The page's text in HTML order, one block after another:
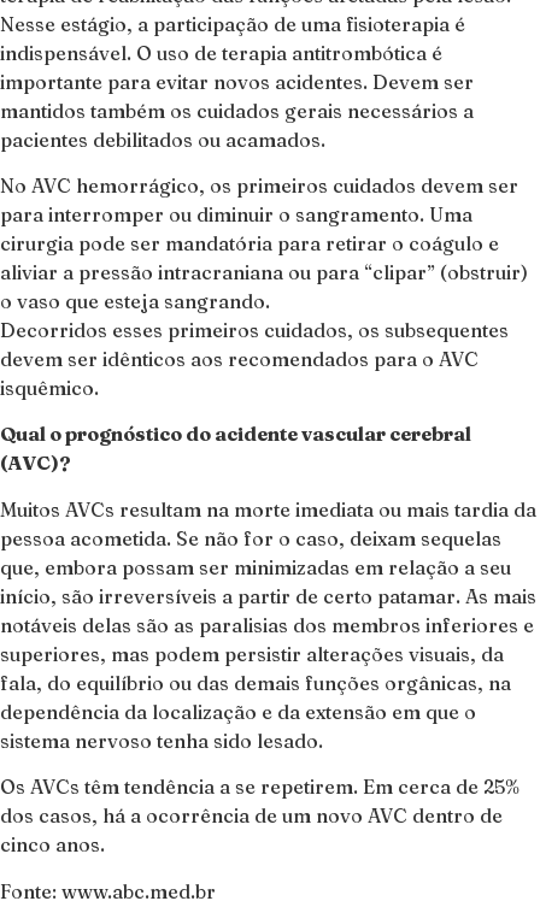
Nesse estágio, a participação de uma fisioterapia é
indispensável. O uso de terapia antitrombótica é
importante para evitar novos acidentes. Devem ser
mantidos também os cuidados gerais necessários a
pacientes debilitados ou acamados.
No AVC hemorrágico, os primeiros cuidados devem ser
para interromper ou diminuir o sangramento. Uma
cirurgia pode ser mandatória para retirar o coágulo e
aliviar a pressão intracraniana ou para “clipar” (obstruir)
o vaso que esteja sangrando.
Decorridos esses primeiros cuidados, os subsequentes
devem ser idênticos aos recomendados para o AVC
isquêmico.
Qual o prognóstico do acidente vascular cerebral
(AVC)?
Muitos AVCs resultam na morte imediata ou mais tardia da
pessoa acometida. Se não for o caso, deixam sequelas
que, embora possam ser minimizadas em relação a seu
início, são irreversíveis a partir de certo patamar. As mais
notáveis delas são as paralisias dos membros inferiores e
superiores, mas podem persistir alterações visuais, da
fala, do equilíbrio ou das demais funções orgânicas, na
dependência da localização e da extensão em que o
sistema nervoso tenha sido lesado.
Os AVCs têm tendência a se repetirem. Em cerca de 25%
dos casos, há a ocorrência de um novo AVC dentro de
cinco anos.
Fonte: www.abc.med.br